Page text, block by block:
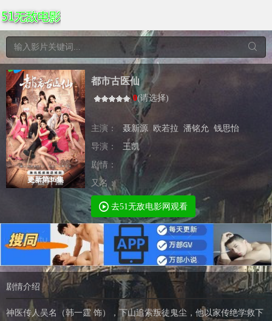
更新第36集
都市古医仙
0(请选择)
主演： 聂新源 欧若拉 潘铭允 钱思怡
导演：
王凯
剧情：
又名：
去51无敌电影网观看
剧情介绍
神医传人吴名（韩一霆 饰），下山追索叛徒鬼尘，他以家传绝学救下